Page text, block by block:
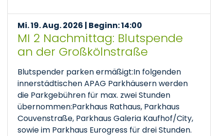
Mi. 19. Aug. 2026 | Beginn: 14:00
MI 2 Nachmittag: Blutspende
an der Großkölnstraße
Blutspender parken ermäßigt:In folgenden
innerstädtischen APAG Parkhäusern werden
die Parkgebühren für max. zwei Stunden
übernommen:Parkhaus Rathaus, Parkhaus
Couvenstraße, Parkhaus Galeria Kaufhof/City,
sowie im Parkhaus Eurogress für drei Stunden.